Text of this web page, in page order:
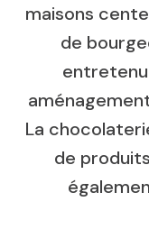
maisons
de
La
de